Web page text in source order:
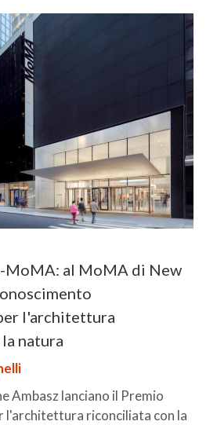
MoMA: al MoMA di New
l'architettura
natura
Ambasz lanciano il Premio
l'architettura riconciliata con la